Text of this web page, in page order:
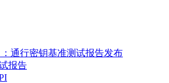
通行密钥基准测试报告发布
报告